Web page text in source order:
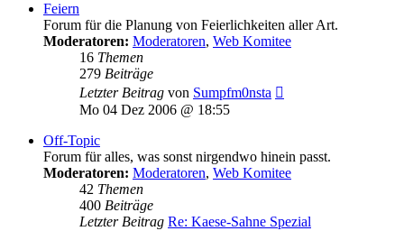
Feiern
Forum für die Planung von Feierlichkeiten aller Art.
Moderatoren: Moderatoren, Web Komitee
16 Themen
279 Beiträge
Letzter Beitrag von Sumpfm0nsta
Mo 04 Dez 2006 @ 18:55
Off-Topic
Forum für alles, was sonst nirgendwo hinein passt.
Moderatoren: Moderatoren, Web Komitee
42 Themen
400 Beiträge
Letzter Beitrag Re: Kaese-Sahne Spezial